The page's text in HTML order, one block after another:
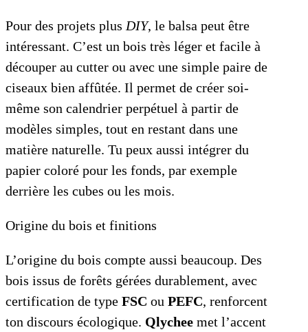
Pour des projets plus DIY, le balsa peut être
intéressant. C’est un bois très léger et facile à
découper au cutter ou avec une simple paire de
ciseaux bien affûtée. Il permet de créer soi-
même son calendrier perpétuel à partir de
modèles simples, tout en restant dans une
matière naturelle. Tu peux aussi intégrer du
papier coloré pour les fonds, par exemple
derrière les cubes ou les mois.
Origine du bois et finitions
L’origine du bois compte aussi beaucoup. Des
bois issus de forêts gérées durablement, avec
certification de type FSC ou PEFC, renforcent
ton discours écologique. Qlychee met l’accent